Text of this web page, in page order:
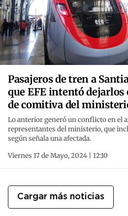
Pasajeros de tren a
que EFE intentó dejarlos
de comitiva del
Lo anterior generó un conflicto en el
representantes del ministerio, que
según señala una afectada.
Viernes 17 de Mayo, 2024 | 12:10
Cargar más noticias